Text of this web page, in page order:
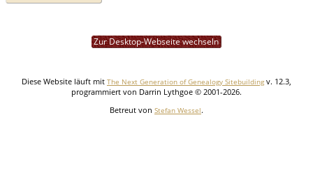
Zur Desktop-Webseite wechseln
Diese Website läuft mit The Next Generation of Genealogy Sitebuilding v. 12.3,
programmiert von Darrin Lythgoe © 2001-2026.
Betreut von Stefan Wessel.